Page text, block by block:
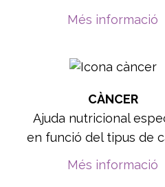
Més informació
CÀNCER
Ajuda nutricional
en funció del tipus de
Més informació